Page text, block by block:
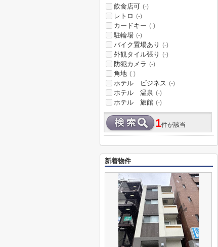
飲食店可 (-)
レトロ (-)
カードキー (-)
駐輪場 (-)
バイク置場あり (-)
外観タイル張り (-)
防犯カメラ (-)
角地 (-)
ホテル ビジネス (-)
ホテル 温泉 (-)
ホテル 旅館 (-)
1件が該当
新着物件